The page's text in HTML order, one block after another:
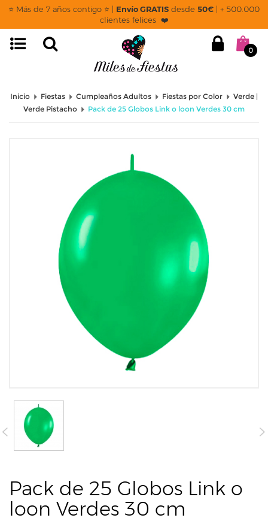
⭐ Más de 7 años contigo ⭐ | Envío GRATIS desde 50€ | + 500.000
clientes felices ❤️
0
Inicio Fiestas Cumpleaños Adultos Fiestas por Color
Verde |
Verde Pistacho
Pack de 25 Globos Link o loon Verdes 30 cm
Pack de 25 Globos Link o
loon Verdes 30 cm